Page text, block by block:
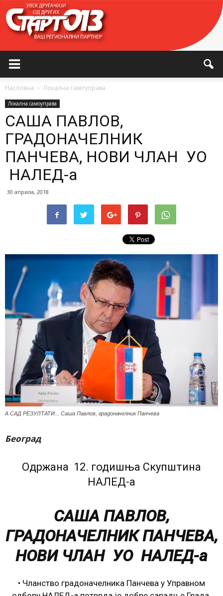
Насловна Локална самоуправа
Локална самоуправа
САША ПАВЛОВ,
ГРАДОНАЧЕЛНИК
ПАНЧЕВА, НОВИ ЧЛАН УO
НАЛЕД-а
30 априла, 2018
А САД РЕЗУЛТАТИ... Саша Павлов, градоначелник Панчева
Београд
Одржана 12. годишња Скупштина
НАЛЕД-а
САША ПАВЛОВ,
ГРАДОНАЧЕЛНИК ПАНЧЕВА,
НОВИ ЧЛАН УO НАЛЕД-а
• Чланство градоначелника Панчева у Управном